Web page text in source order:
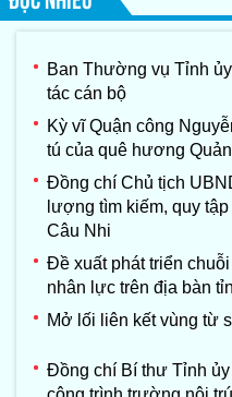
Ban Thường vụ Tỉnh
tác cán bộ
Kỳ vĩ Quận công
tú của quê hương
Đồng chí Chủ tịch
lượng tìm kiếm, quy
Câu Nhi
Đề xuất phát triển
nhân lực trên địa bàn
Mở lối liên kết vùng từ
Đồng chí Bí thư Tỉnh